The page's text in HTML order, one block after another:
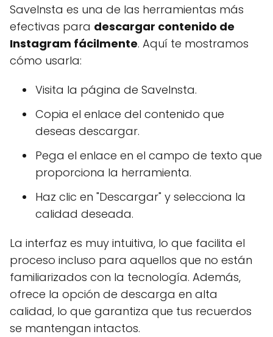
SaveInsta es una de las herramientas más
efectivas para descargar contenido de
Instagram fácilmente. Aquí te mostramos
cómo usarla:
Visita la página de SaveInsta.
Copia el enlace del contenido que
deseas descargar.
Pega el enlace en el campo de texto que
proporciona la herramienta.
Haz clic en "Descargar" y selecciona la
calidad deseada.
La interfaz es muy intuitiva, lo que facilita el
proceso incluso para aquellos que no están
familiarizados con la tecnología. Además,
ofrece la opción de descarga en alta
calidad, lo que garantiza que tus recuerdos
se mantengan intactos.